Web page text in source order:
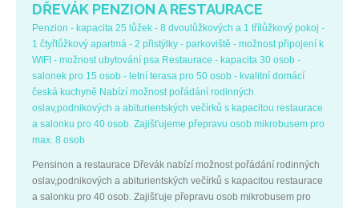
DŘEVÁK PENZION A RESTAURACE
Penzion - kapacita 25 lůžek - 8 dvoulůžkových a 1 třílůžkový pokoj -
1 čtyřlůžkový apartmá - 2 přistýlky - parkoviště - možnost připojení k
WIFI - možnost ubytování psa Restaurace - kapacita 30 osob -
salonek pro 15 osob - letní terasa pro 50 osob - kvalitní domácí
česká kuchyně Nabízí možnost pořádání rodinných
oslav,podnikových a abiturientských večírků s kapacitou restaurace
a salonku pro 40 osob. Zajišťujeme přepravu osob mikrobusem pro
max. 8 osob
Pensinon a restaurace Dřevák nabízí možnost pořádání rodinných
oslav,podnikových a abiturientských večírků s kapacitou restaurace
a salonku pro 40 osob. Zajišťuje přepravu osob mikrobusem pro